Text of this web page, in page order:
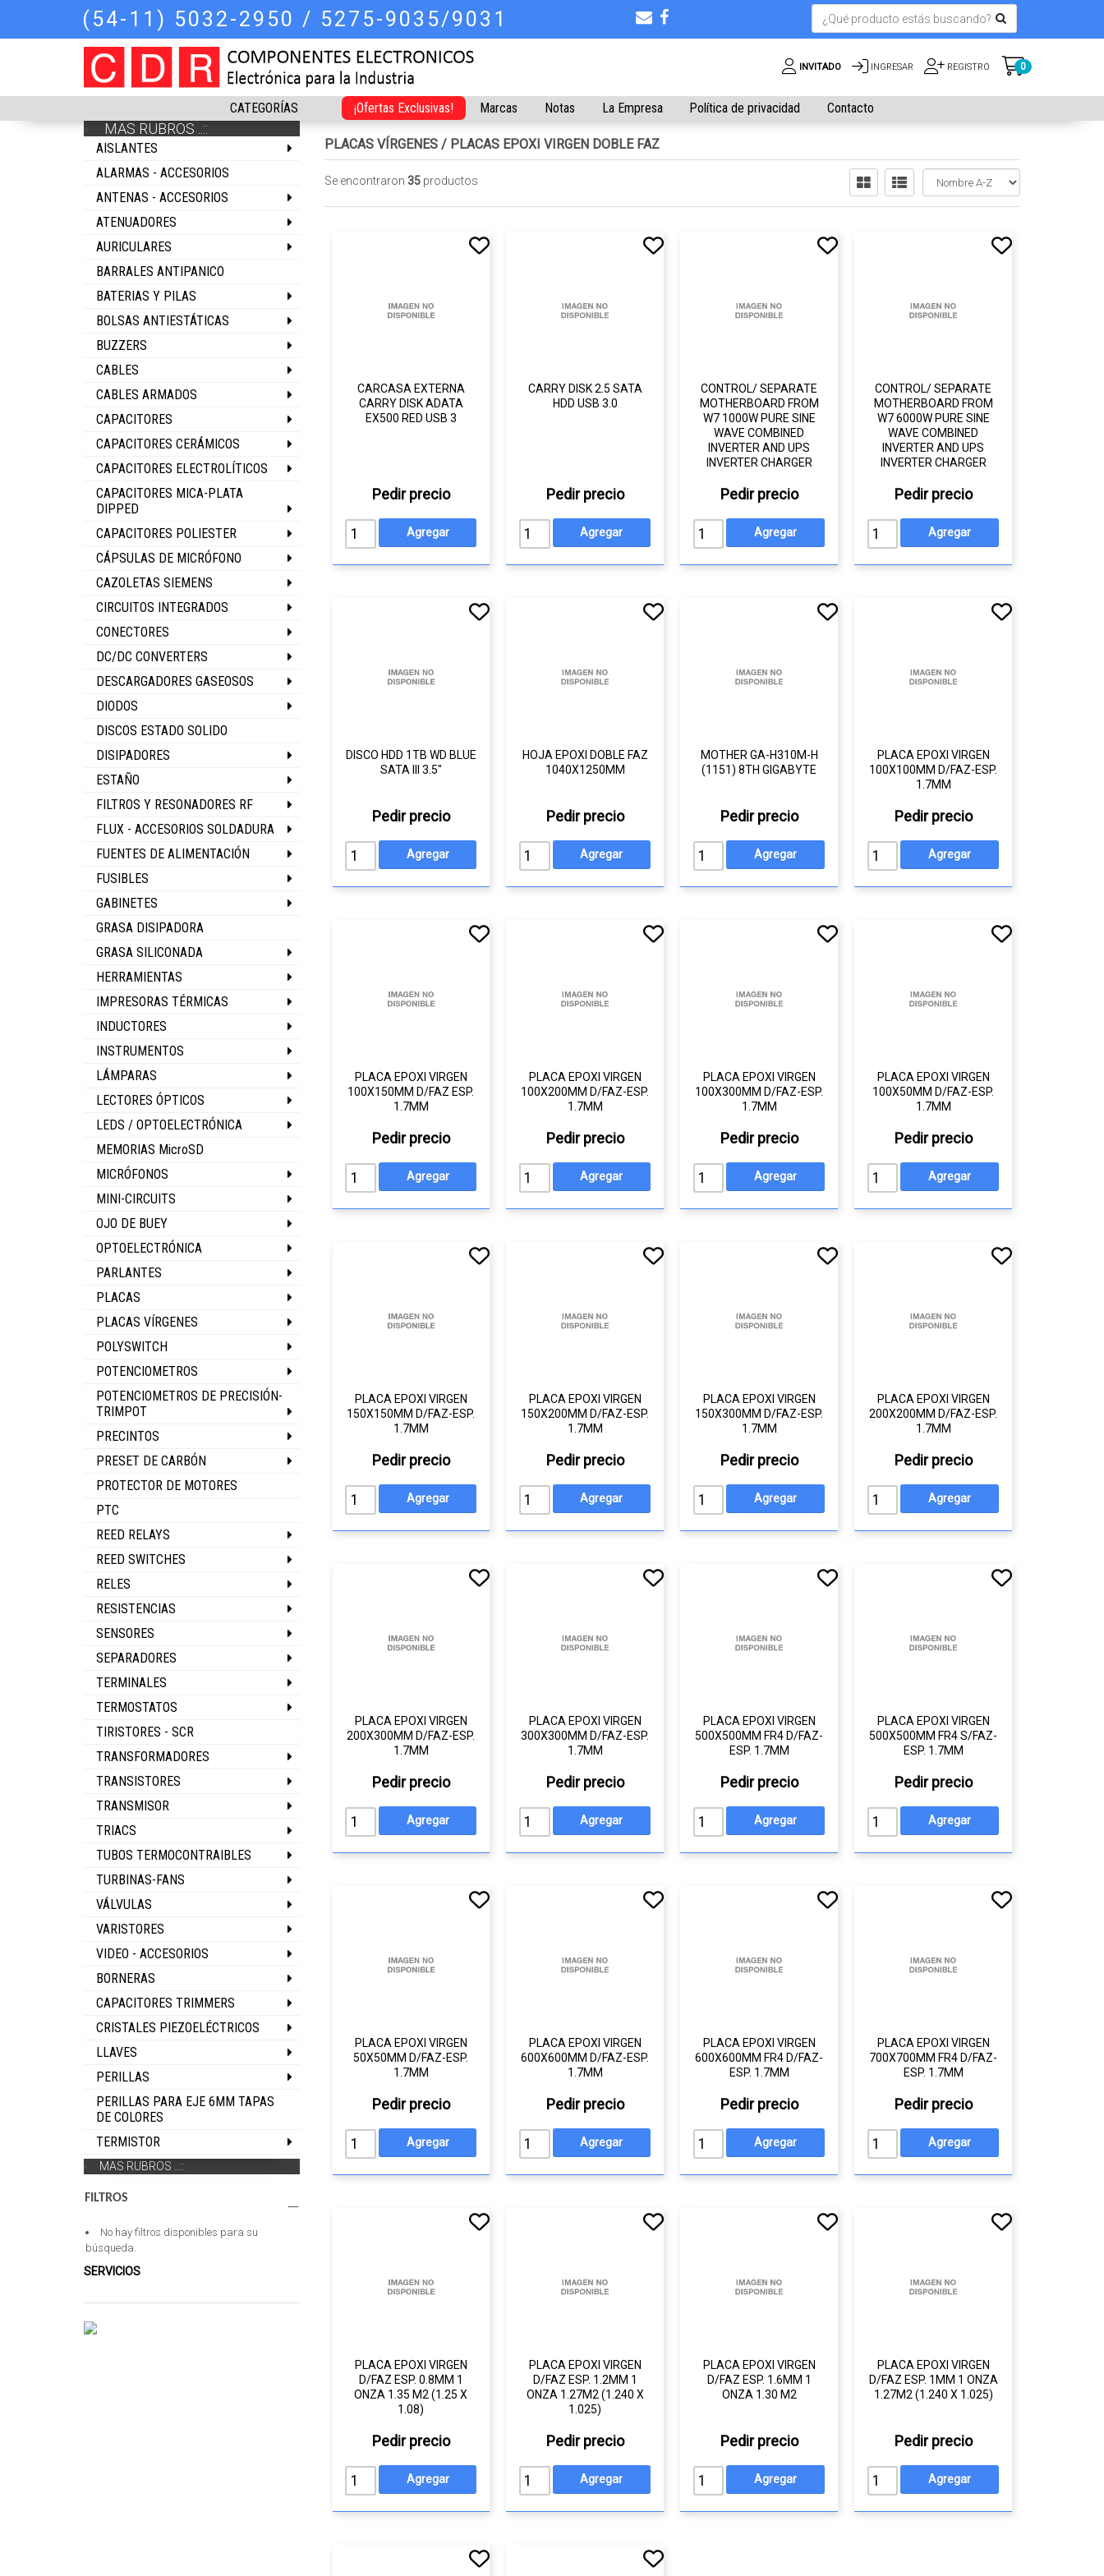
(54-11) 5032-2950 / 5275-9035/9031
INVITADO INGRESAR REGISTRO 0
CATEGORÍAS ¡Ofertas Exclusivas! Marcas Notas La Empresa Política de privacidad Contacto
MAS RUBROS ..::
AISLANTES
ALARMAS - ACCESORIOS
ANTENAS - ACCESORIOS
ATENUADORES
AURICULARES
BARRALES ANTIPANICO
BATERIAS Y PILAS
BOLSAS ANTIESTÁTICAS
BUZZERS
CABLES
CABLES ARMADOS
CAPACITORES
CAPACITORES CERÁMICOS
CAPACITORES ELECTROLÍTICOS
CAPACITORES MICA-PLATA
DIPPED
CAPACITORES POLIESTER
CÁPSULAS DE MICRÓFONO
CAZOLETAS SIEMENS
CIRCUITOS INTEGRADOS
CONECTORES
DC/DC CONVERTERS
DESCARGADORES GASEOSOS
DIODOS
DISCOS ESTADO SOLIDO
DISIPADORES
ESTAÑO
FILTROS Y RESONADORES RF
FLUX - ACCESORIOS SOLDADURA
FUENTES DE ALIMENTACIÓN
FUSIBLES
GABINETES
GRASA DISIPADORA
GRASA SILICONADA
HERRAMIENTAS
IMPRESORAS TÉRMICAS
INDUCTORES
INSTRUMENTOS
LÁMPARAS
LECTORES ÓPTICOS
LEDS / OPTOELECTRÓNICA
MEMORIAS MicroSD
MICRÓFONOS
MINI-CIRCUITS
OJO DE BUEY
OPTOELECTRÓNICA
PARLANTES
PLACAS
PLACAS VÍRGENES
POLYSWITCH
POTENCIOMETROS
POTENCIOMETROS DE PRECISIÓN-
TRIMPOT
PRECINTOS
PRESET DE CARBÓN
PROTECTOR DE MOTORES
PTC
REED RELAYS
REED SWITCHES
RELES
RESISTENCIAS
SENSORES
SEPARADORES
TERMINALES
TERMOSTATOS
TIRISTORES - SCR
TRANSFORMADORES
TRANSISTORES
TRANSMISOR
TRIACS
TUBOS TERMOCONTRAIBLES
TURBINAS-FANS
VÁLVULAS
VARISTORES
VIDEO - ACCESORIOS
BORNERAS
CAPACITORES TRIMMERS
CRISTALES PIEZOELÉCTRICOS
LLAVES
PERILLAS
PERILLAS PARA EJE 6MM TAPAS
DE COLORES
TERMISTOR
MAS RUBROS ..::
FILTROS
No hay filtros disponibles para su
búsqueda.
SERVICIOS
PLACAS VÍRGENES/ PLACAS EPOXI VIRGEN DOBLE FAZ
Se encontraron 35 productos
CARCASA EXTERNA
CARRY DISK ADATA
EX500 RED USB 3
Pedir precio
CARRY DISK 2.5 SATA
HDD USB 3.0
Pedir precio
CONTROL/ SEPARATE
MOTHERBOARD FROM
W7 1000W PURE SINE
WAVE COMBINED
INVERTER AND UPS
INVERTER CHARGER
Pedir precio
CONTROL/ SEPARATE
MOTHERBOARD FROM
W7 6000W PURE SINE
WAVE COMBINED
INVERTER AND UPS
INVERTER CHARGER
Pedir precio
DISCO HDD 1TB WD BLUE
SATA III 3.5"
Pedir precio
HOJA EPOXI DOBLE FAZ
1040X1250MM
Pedir precio
MOTHER GA-H310M-H
(1151) 8TH GIGABYTE
Pedir precio
PLACA EPOXI VIRGEN
100X100MM D/FAZ-ESP.
1.7MM
Pedir precio
PLACA EPOXI VIRGEN
100X150MM D/FAZ ESP.
1.7MM
Pedir precio
PLACA EPOXI VIRGEN
100X200MM D/FAZ-ESP.
1.7MM
Pedir precio
PLACA EPOXI VIRGEN
100X300MM D/FAZ-ESP.
1.7MM
Pedir precio
PLACA EPOXI VIRGEN
100X50MM D/FAZ-ESP.
1.7MM
Pedir precio
PLACA EPOXI VIRGEN
150X150MM D/FAZ-ESP.
1.7MM
Pedir precio
PLACA EPOXI VIRGEN
150X200MM D/FAZ-ESP.
1.7MM
Pedir precio
PLACA EPOXI VIRGEN
150X300MM D/FAZ-ESP.
1.7MM
Pedir precio
PLACA EPOXI VIRGEN
200X200MM D/FAZ-ESP.
1.7MM
Pedir precio
PLACA EPOXI VIRGEN
200X300MM D/FAZ-ESP.
1.7MM
Pedir precio
PLACA EPOXI VIRGEN
300X300MM D/FAZ-ESP.
1.7MM
Pedir precio
PLACA EPOXI VIRGEN
500X500MM FR4 D/FAZ-
ESP. 1.7MM
Pedir precio
PLACA EPOXI VIRGEN
500X500MM FR4 S/FAZ-
ESP. 1.7MM
Pedir precio
PLACA EPOXI VIRGEN
50X50MM D/FAZ-ESP.
1.7MM
Pedir precio
PLACA EPOXI VIRGEN
600X600MM D/FAZ-ESP.
1.7MM
Pedir precio
PLACA EPOXI VIRGEN
600X600MM FR4 D/FAZ-
ESP. 1.7MM
Pedir precio
PLACA EPOXI VIRGEN
700X700MM FR4 D/FAZ-
ESP. 1.7MM
Pedir precio
PLACA EPOXI VIRGEN
D/FAZ ESP. 0.8MM 1
ONZA 1.35 M2 (1.25 X
1.08)
Pedir precio
PLACA EPOXI VIRGEN
D/FAZ ESP. 1.2MM 1
ONZA 1.27M2 (1.240 X
1.025)
Pedir precio
PLACA EPOXI VIRGEN
D/FAZ ESP. 1.6MM 1
ONZA 1.30 M2
Pedir precio
PLACA EPOXI VIRGEN
D/FAZ ESP. 1MM 1 ONZA
1.27M2 (1.240 X 1.025)
Pedir precio